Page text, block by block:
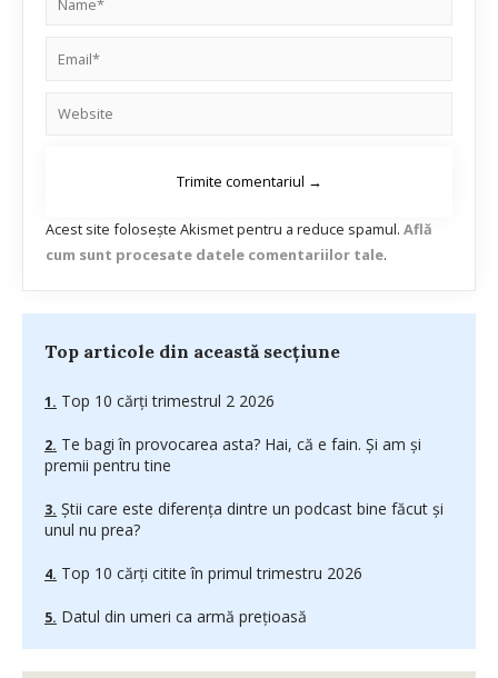
Acest site folosește Akismet pentru a reduce spamul. Află
cum sunt procesate datele comentariilor tale.
Top articole din această secțiune
Top 10 cărți trimestrul 2 2026
Te bagi în provocarea asta? Hai, că e fain. Și am și
premii pentru tine
Știi care este diferența dintre un podcast bine făcut și
unul nu prea?
Top 10 cărți citite în primul trimestru 2026
Datul din umeri ca armă prețioasă